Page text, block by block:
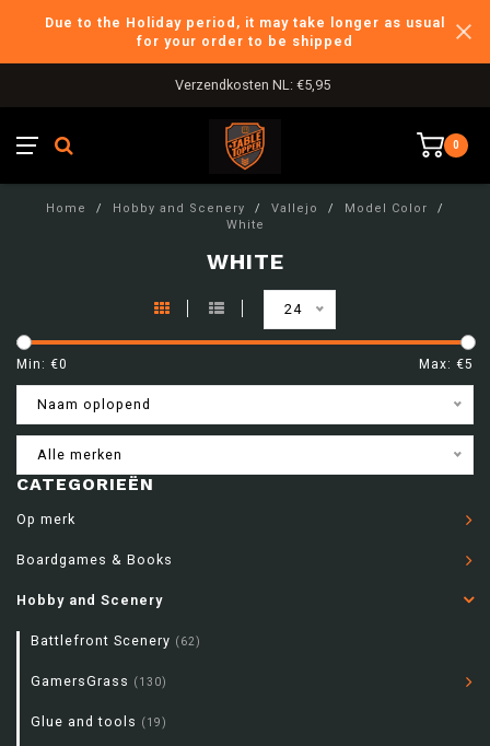
Due to the Holiday period, it may take longer as usual
for your order to be shipped
Verzendkosten NL: €5,95
0
Home / Hobby and Scenery / Vallejo / Model Color
/
White
WHITE
24
Min: €0 Max: €5
Naam oplopend
Alle merken
CATEGORIEËN
Op merk
Boardgames & Books
Hobby and Scenery
Battlefront Scenery (62)
GamersGrass (130)
Glue and tools (19)